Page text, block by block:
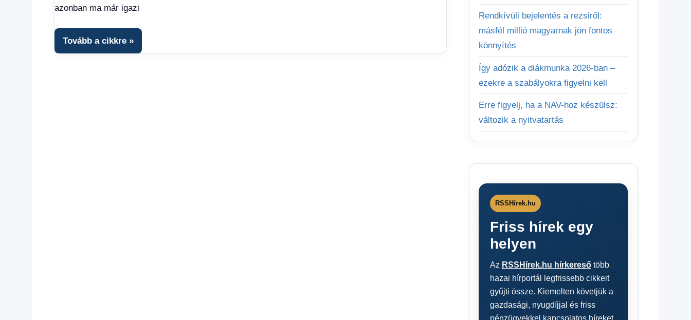
azonban ma már igazi
Tovább a cikkre
Rendkívüli bejelentés a rezsiről:
másfél millió magyarnak jön fontos
könnyítés
Így adózik a diákmunka 2026-ban –
ezekre a szabályokra figyelni kell
Erre figyelj, ha a NAV-hoz készülsz:
változik a nyitvatartás
RSSHírek.hu
Friss hírek egy
helyen
Az RSSHírek.hu hírkeresőtöbb
hazai hírportál legfrissebb cikkeit
gyűjti össze. Kiemelten követjük a
gazdasági, nyugdíjjal és friss
pénzügyekkel kapcsolatos híreket.